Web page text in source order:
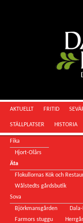
AKTUELLT FRITID
STÄLLPLATSER HISTORIA
Fika
Hjort-Olârs
Äta
Flokullornas Kök och
Wålstedts gårdsbutik
Sova
Björkmansgården
Farmors stuggu